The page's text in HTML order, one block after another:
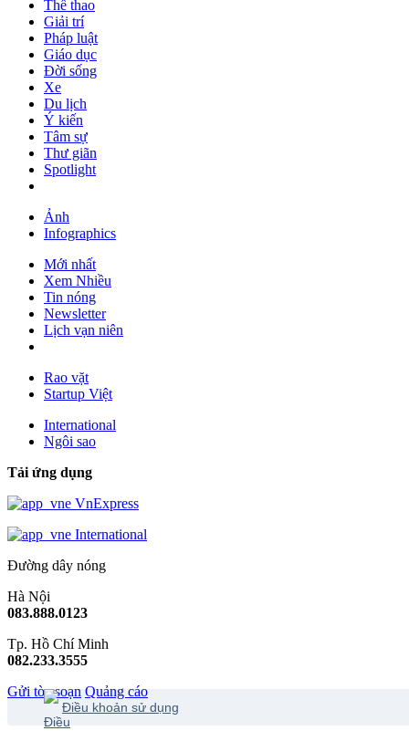
Thể thao
Giải trí
Pháp luật
Giáo dục
Đời sống
Xe
Du lịch
Ý kiến
Tâm sự
Thư giãn
Spotlight
Ảnh
Infographics
Mới nhất
Xem Nhiều
Tin nóng
Newsletter
Lịch vạn niên
Rao vặt
Startup Việt
International
Ngôi sao
Tải ứng dụng
VnExpress
International
Đường dây nóng
Hà Nội
083.888.0123
Tp. Hồ Chí Minh
082.233.3555
Gửi tòa soạn Quảng cáo
Điều khoản sử dụng